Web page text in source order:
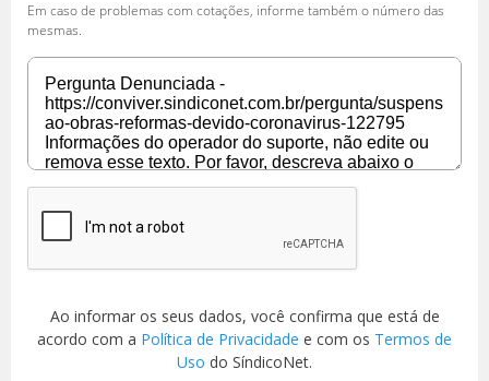
Em caso de problemas com cotações, informe também o número das
mesmas.
Ao informar os seus dados, você confirma que está de
acordo com a Política de Privacidade e com os Termos de
Uso do SíndicoNet.